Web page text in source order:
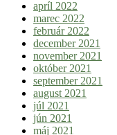
apríl 2022
marec 2022
február 2022
december 2021
november 2021
október 2021
september 2021
august 2021
júl 2021
jún 2021
máj 2021